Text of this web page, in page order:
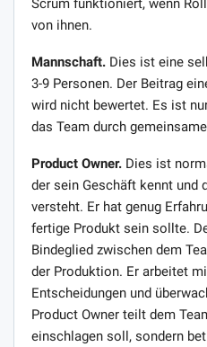
Scrum funktioniert, wenn
von ihnen.
Mannschaft. Dies ist eine
3-9 Personen. Der Beitrag
wird nicht bewertet. Es ist
das Team durch
Product Owner. Dies ist
der sein Geschäft kennt und
versteht. Er hat genug
fertige Produkt sein sollte.
Bindeglied zwischen dem
der Produktion. Er arbeitet
Entscheidungen und
Product Owner teilt dem
einschlagen soll, sondern